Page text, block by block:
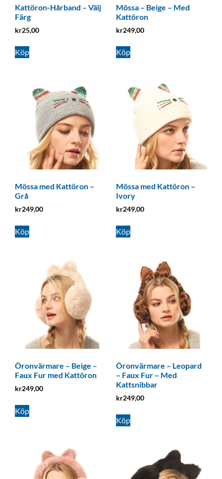
Kattöron-Hårband – Välj
Färg
kr25,00
Köp
Mössa – Beige – Med
Kattöron
kr249,00
Köp
Mössa med Kattöron –
Grå
kr249,00
Köp
Mössa med Kattöron –
Ivory
kr249,00
Köp
Öronvärmare – Beige –
Faux Fur med Kattöron
kr249,00
Köp
Öronvärmare – Leopard
– Faux Fur – Med
Kattsnibbar
kr249,00
Köp